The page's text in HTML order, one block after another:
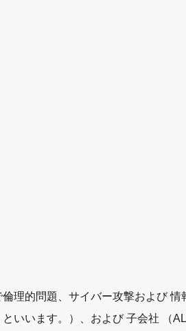
理的問題、サイバー攻撃および 情
いいます。）、および 子会社 （